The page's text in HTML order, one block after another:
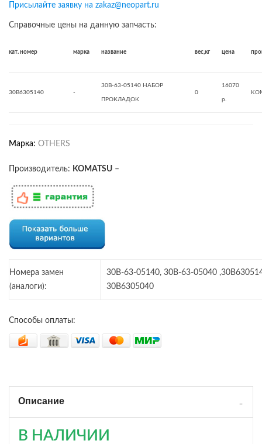
Присылайте заявку на zakaz@neopart.ru
Справочные цены на данную запчасть:
кат. номер марка название вес,кг цена
30B6305140 -
30B-63-05140 НАБОР
ПРОКЛАДОК
0
16070
р.
Марка: OTHERS
Производитель: KOMATSU –
Номера замен
(аналоги):
30B-63-05140, 30B-63-05040
30B6305040
Способы оплаты:
Описание
В НАЛИЧИИ